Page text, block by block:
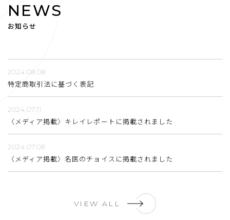
NEWS
お知らせ
2024.08.08
特定商取引法に基づく表記
2024.07.11
〈メディア掲載〉キレイレポートに掲載されました
2024.07.08
〈メディア掲載〉名医のチョイスに掲載されました
VIEW ALL